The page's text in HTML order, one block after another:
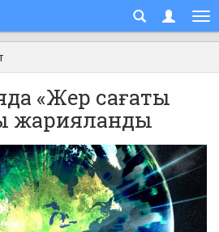
«Жер сағаты
жарияланды